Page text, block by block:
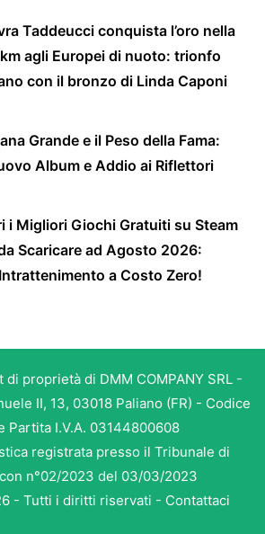
Taddeucci conquista l’oro nella
agli Europei di nuoto: trionfo
con il bronzo di Linda Caponi
Grande e il Peso della Fama:
Album e Addio ai Riflettori
i Migliori Giochi Gratuiti su Steam
Scaricare ad Agosto 2026:
Intrattenimento a Costo Zero!
proprietà di DMM COMPANY SRL -
II, 13, 03018 Paliano (FR) - Codice
Partita I.V.A. 03144800608
registrata presso il Tribunale di
n°02/2023 del 03/03/2023
- Tutti i diritti riservati - Contattaci